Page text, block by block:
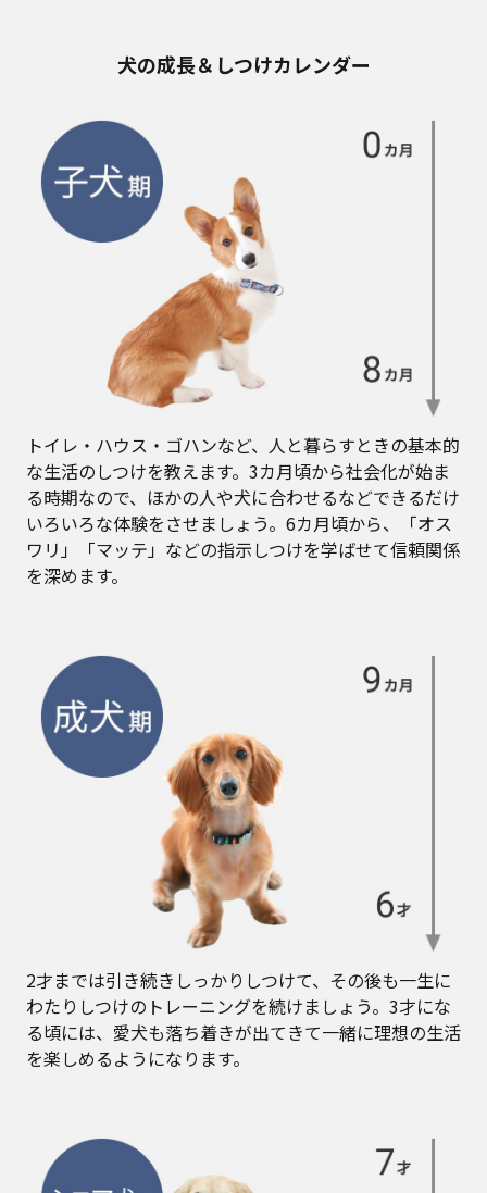
犬の成長＆しつけカレンダー
トイレ・ハウス・ゴハンなど、人と暮らすときの基本的
な生活のしつけを教えます。3カ月頃から社会化が始ま
る時期なので、ほかの人や犬に合わせるなどできるだけ
いろいろな体験をさせましょう。6カ月頃から、「オス
ワリ」「マッテ」などの指示しつけを学ばせて信頼関係
を深めます。
2才までは引き続きしっかりしつけて、その後も一生に
わたりしつけのトレーニングを続けましょう。3才にな
る頃には、愛犬も落ち着きが出てきて一緒に理想の生活
を楽しめるようになります。